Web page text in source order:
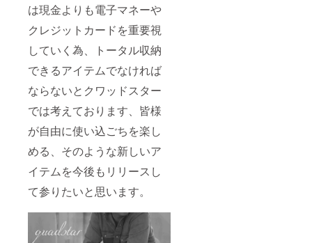
は現金よりも電子マネーや
クレジットカードを重要視
していく為、トータル収納
できるアイテムでなければ
ならないとクワッドスター
では考えております、皆様
が自由に使い込ごちを楽し
める、そのような新しいア
イテムを今後もリリースし
て参りたいと思います。